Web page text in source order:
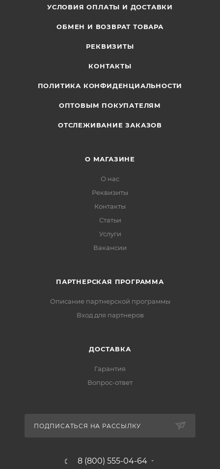
УСЛОВИЯ ОПЛАТЫ И ДОСТАВКИ
ОБМЕН И ВОЗВРАТ ТОВАРА
РЕКВИЗИТЫ
КОНТАКТЫ
ПОЛИТИКА КОНФИДЕНЦИАЛЬНОСТИ
ОПТОВЫМ ПОКУПАТЕЛЯМ
ОТСЛЕЖИВАНИЕ ЗАКАЗОВ
О МАГАЗИНЕ
О нас
Реквизиты
Контакты
Статьи
Услуги
Вакансии
ПАРТНЕРСКАЯ ПРОГРАММА
Описание партнерской программы
Вход для партнеров
ДОСТАВКА
Гарантия
Вопрос-ответ
ПОДПИСАТЬСЯ НА РАССЫЛКУ
8 (800) 555-04-64